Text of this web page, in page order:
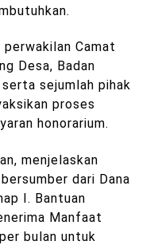
Camat
Desa, Badan
sejumlah pihak
proses
honorarium.
menjelaskan
dari Dana
I. Bantuan
Manfaat
bulan untuk